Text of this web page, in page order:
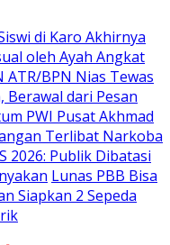
di Karo Akhirnya
oleh Ayah Angkat
BPN Nias Tewas
Berawal dari Pesan
PWI Pusat Akhmad
Terlibat Narkoba
2026: Publik Dibatasi
Lunas PBB Bisa
Siapkan 2 Sepeda